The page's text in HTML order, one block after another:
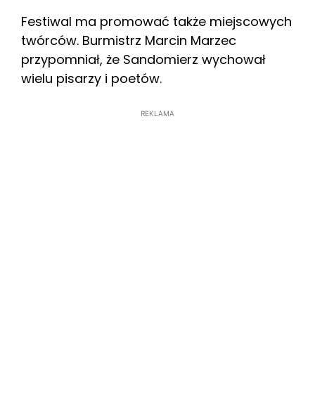
Festiwal ma promować także miejscowych
twórców. Burmistrz Marcin Marzec
przypomniał, że Sandomierz wychował
wielu pisarzy i poetów.
REKLAMA